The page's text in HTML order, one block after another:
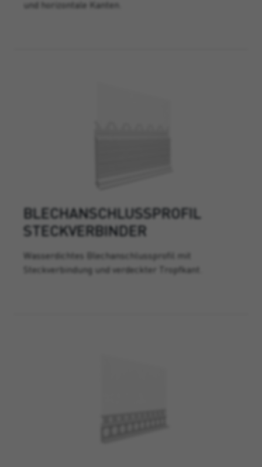
und horizontale Kanten.
BLECHANSCHLUSSPROFIL
STECKVERBINDER
Wasserdichtes Blechanschlussprofil mit
Steckverbindung und verdeckter Tropfkant.